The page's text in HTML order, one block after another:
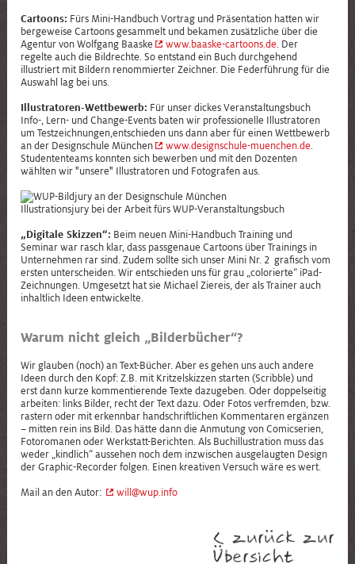
Cartoons: Fürs Mini-Handbuch Vortrag und Präsentation hatten wir
bergeweise Cartoons gesammelt und bekamen zusätzliche über die
Agentur von Wolfgang Baaske
www.baaske-cartoons.de. Der
regelte auch die Bildrechte. So entstand ein Buch durchgehend
illustriert mit Bildern renommierter Zeichner. Die Federführung für die
Auswahl lag bei uns.
Illustratoren-Wettbewerb: Für unser dickes Veranstaltungsbuch
Info-, Lern- und Change-Events baten wir professionelle Illustratoren
um Testzeichnungen,entschieden uns dann aber für einen Wettbewerb
an der Designschule München
www.designschule-muenchen.de.
Studententeams konnten sich bewerben und mit den Dozenten
wählten wir "unsere" Illustratoren und Fotografen aus.
Illustrationsjury bei der Arbeit fürs WUP-Veranstaltungsbuch
„Digitale Skizzen“: Beim neuen Mini-Handbuch Training und
Seminar war rasch klar, dass passgenaue Cartoons über Trainings in
Unternehmen rar sind. Zudem sollte sich unser Mini Nr. 2 grafisch vom
ersten unterscheiden. Wir entschieden uns für grau „colorierte“ iPad-
Zeichnungen. Umgesetzt hat sie Michael Ziereis, der als Trainer auch
inhaltlich Ideen entwickelte.
Warum nicht gleich „Bilderbücher“?
Wir glauben (noch) an Text-Bücher. Aber es gehen uns auch andere
Ideen durch den Kopf: Z.B. mit Kritzelskizzen starten (Scribble) und
erst dann kurze kommentierende Texte dazugeben. Oder doppelseitig
arbeiten: links Bilder, recht der Text dazu. Oder Fotos verfremden, bzw.
rastern oder mit erkennbar handschriftlichen Kommentaren ergänzen
– mitten rein ins Bild. Das hätte dann die Anmutung von Comicserien,
Fotoromanen oder Werkstatt-Berichten. Als Buchillustration muss das
weder „kindlich“ aussehen noch dem inzwischen ausgelaugten Design
der Graphic-Recorder folgen. Einen kreativen Versuch wäre es wert.
Mail an den Autor: will@wup.info
< zurück zur
Übersicht